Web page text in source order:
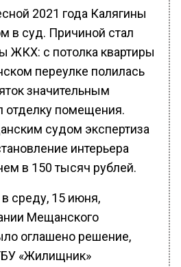
2021 года Калягины
в суд. Причиной стал
ЖКХ: с потолка квартиры
переулке полилась
значительным
отделку помещения.
судом экспертиза
интерьера
в 150 тысяч рублей.
среду, 15 июня,
Мещанского
оглашено решение,
«Жилищник»